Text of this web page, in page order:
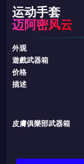
运动手套
迈阿密风云
外观
遊戲武器箱
价格
描述
皮膚俱樂部武器箱